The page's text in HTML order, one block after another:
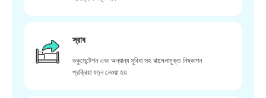
স্রাব
ডকুমেন্টেশন এবং অন্যান্য সুবিধা সহ ঝামেলামুক্ত নিষ্কাশন
প্রক্রিয়া যত্ন নেওয়া হয়